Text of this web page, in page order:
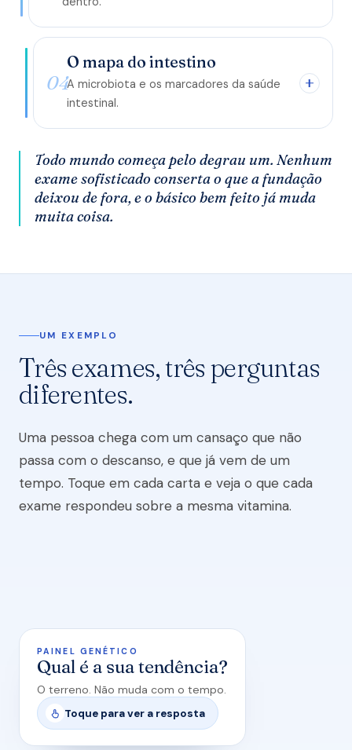
04
O mapa do intestino
A microbiota e os marcadores da saúde
intestinal.
Todo mundo começa pelo degrau um. Nenhum
exame sofisticado conserta o que a fundação
deixou de fora, e o básico bem feito já muda
muita coisa.
UM EXEMPLO
Três exames, três perguntas
diferentes.
Uma pessoa chega com um cansaço que não
passa com o descanso, e que já vem de um
tempo. Toque em cada carta e veja o que cada
exame respondeu sobre a mesma vitamina.
PAINEL GENÉTICO
Qual é a sua tendência?
O terreno. Não muda com o tempo.
Toque para ver a resposta
Tendência de trabalhar com menos folga nas vias
que dependem das vitaminas do complexo B.
Não é doença, e não é diagnóstico. É saber onde
essa pessoa tem menos margem de erro.
tocar de novo para virar